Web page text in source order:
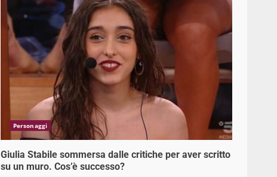
Personaggi
Giulia Stabile sommersa dalle critiche per aver scritto
su un muro. Cos’è successo?